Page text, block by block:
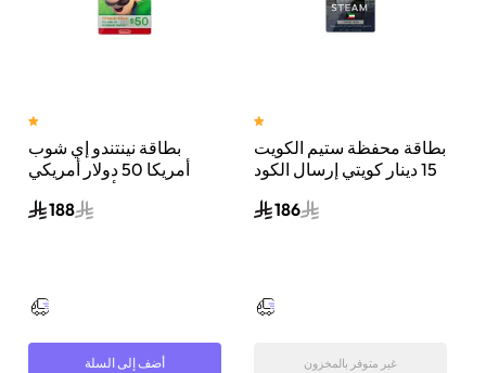
بطاقة نينتندو إي شوب
أمريكا 50 دولار أمريكي
ألوان متعددة
188
أضف إلى السلة
بطاقة محفظة ستيم الكويت
15 دينار كويتي إرسال الكود
ألوان متعددة
186
غير متوفر بالمخزون